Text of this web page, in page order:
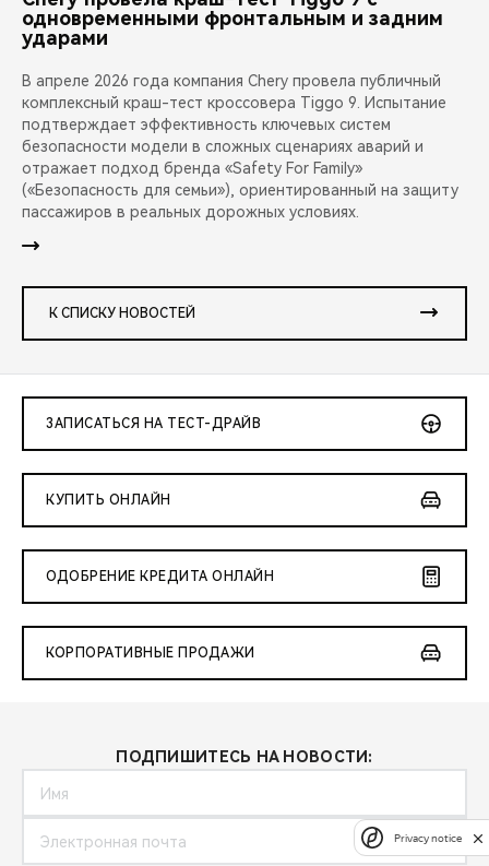
одновременными фронтальным и задним
ударами
В апреле 2026 года компания Chery провела публичный
комплексный краш-тест кроссовера Tiggo 9. Испытание
подтверждает эффективность ключевых систем
безопасности модели в сложных сценариях аварий и
отражает подход бренда «Safety For Family»
(«Безопасность для семьи»), ориентированный на защиту
пассажиров в реальных дорожных условиях.
К СПИСКУ НОВОСТЕЙ
ЗАПИСАТЬСЯ НА ТЕСТ-ДРАЙВ
КУПИТЬ ОНЛАЙН
ОДОБРЕНИЕ КРЕДИТА ОНЛАЙН
КОРПОРАТИВНЫЕ ПРОДАЖИ
ПОДПИШИТЕСЬ НА НОВОСТИ:
Privacy notice